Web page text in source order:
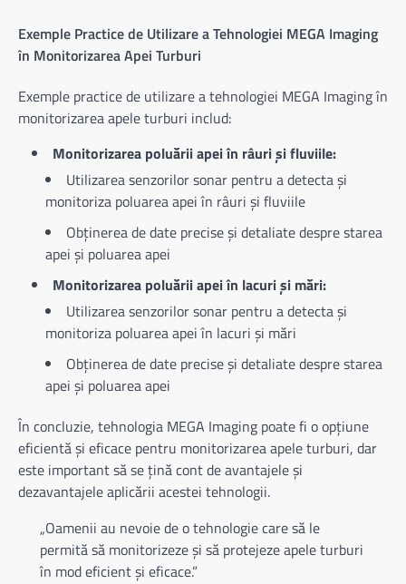
Exemple Practice de Utilizare a Tehnologiei MEGA Imaging
în Monitorizarea Apei Turburi
Exemple practice de utilizare a tehnologiei MEGA Imaging în
monitorizarea apele turburi includ:
Monitorizarea poluării apei în râuri și fluviile:
Utilizarea senzorilor sonar pentru a detecta și
monitoriza poluarea apei în râuri și fluviile
Obținerea de date precise și detaliate despre starea
apei și poluarea apei
Monitorizarea poluării apei în lacuri și mări:
Utilizarea senzorilor sonar pentru a detecta și
monitoriza poluarea apei în lacuri și mări
Obținerea de date precise și detaliate despre starea
apei și poluarea apei
În concluzie, tehnologia MEGA Imaging poate fi o opțiune
eficientă și eficace pentru monitorizarea apele turburi, dar
este important să se țină cont de avantajele și
dezavantajele aplicării acestei tehnologii.
„Oamenii au nevoie de o tehnologie care să le
permită să monitorizeze și să protejeze apele turburi
în mod eficient și eficace.”